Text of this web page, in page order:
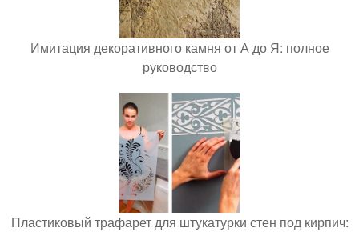
Имитация декоративного камня от А до Я: полное
руководство
Пластиковый трафарет для штукатурки стен под кирпич: